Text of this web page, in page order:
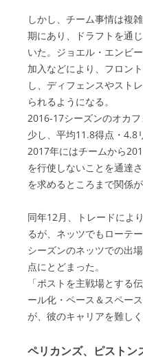
しかし、チーム事情は複
期にあり、ドラフトを通
いた。ジョエル・エンビ
加入などにより、フロン
し、ディフェンスやスト
られるようになる。
2016-17シーズンのオカ
少し、平均11.8得点・4.8
2017年にはチームから
を行使しないことを通達
を求めるところまで関係が
同年12月、トレードによ
るが、ネッツでもローテ
シーズンのネッツでの出
点にとどまった。
「ポストを主戦場とする
ール化・ペース＆スペー
が、彼のキャリアを難し
ペリカンズ、ピストン